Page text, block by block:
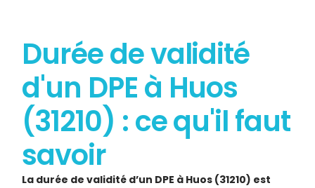
Durée de validité
d'un DPE à Huos
(31210) : ce qu'il faut
savoir
La durée de validité d’un DPE à Huos (31210) est